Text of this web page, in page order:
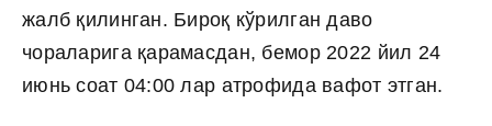
жалб қилинган. Бироқ кўрилган даво
чораларига қарамасдан, бемор 2022 йил 24
июнь соат 04:00 лар атрофида вафот этган.